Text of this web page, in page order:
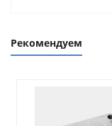
Рекомендуем